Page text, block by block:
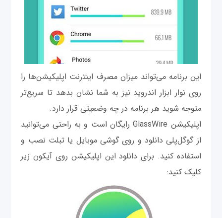
این برنامه می‌تواند میزان مصرف اینترنت اپلیکیشن‌ها را
روی نوار ابزار اندروید نیز به شما نشان بدهد تا سریع‌تر
متوجه شوید هر برنامه در چه وضعیتی قرار دارد.
اپلیکیشن GlassWire رایگان است و به راحتی می‌توانید
از گوگل‌پلی دانلود و روی گوشی موبایل یا تبلت نصب و
استفاده کنید. برای دانلود این اپلیکیشن روی آیکون زیر
کلیک کنید: